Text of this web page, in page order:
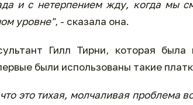
и с нетерпением жду, когда мы
уровне", - сказала она.
Гилл Тирни, которая
были использованы такие
это тихая, молчаливая проблема